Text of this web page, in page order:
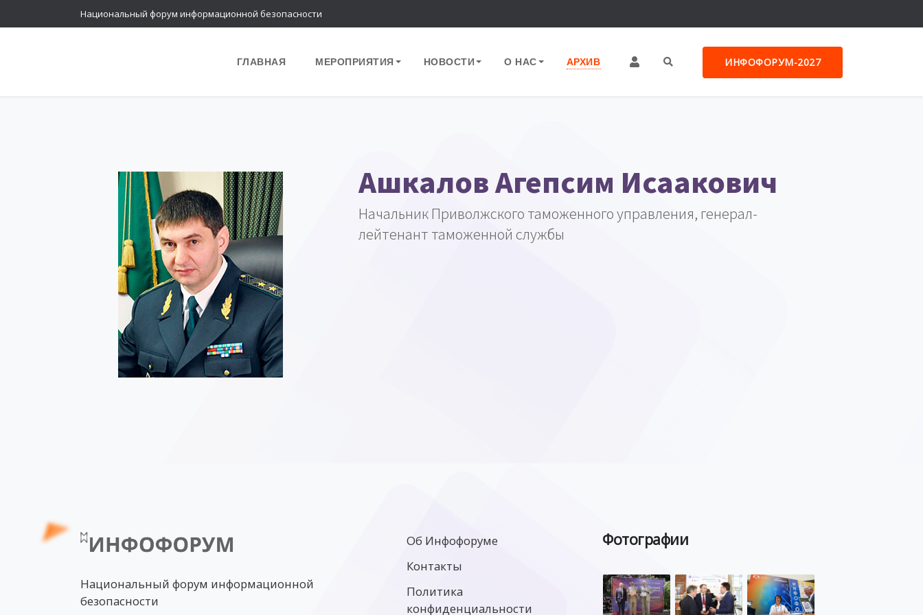
Национальный форум информационной безопасности
ГЛАВНАЯ МЕРОПРИЯТИЯ НОВОСТИ О НАС АРХИВ ИНФОФОРУМ-2027
Ашкалов Агепсим Исаакович
Начальник Приволжского таможенного управления, генерал-
лейтенант таможенной службы
Национальный форум информационной
безопасности
Об Инфофоруме
Контакты
Политика
конфиденциальности
Фотографии